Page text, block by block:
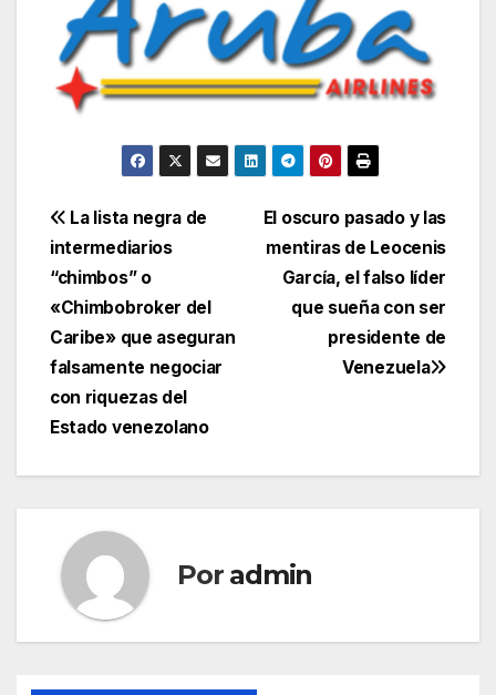
Navegación
de
entradas
El oscuro pasado y las
mentiras de Leocenis
García, el falso líder
que sueña con ser
presidente de
Venezuela
La lista negra de
intermediarios
“chimbos” o
«Chimbobroker del
Caribe» que aseguran
falsamente negociar
con riquezas del
Estado venezolano
Por admin